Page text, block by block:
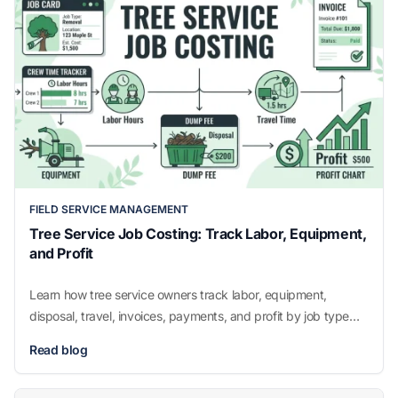
FIELD SERVICE MANAGEMENT
Tree Service Job Costing: Track Labor, Equipment,
and Profit
Learn how tree service owners track labor, equipment,
disposal, travel, invoices, payments, and profit by job type
Read blog